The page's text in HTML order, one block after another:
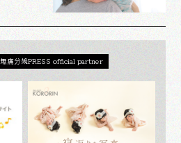
無痛分娩PRESS official partner